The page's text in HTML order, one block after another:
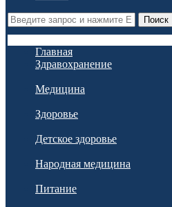
Поиск
Главная
Здравохранение
Медицина
Здоровье
Детское здоровье
Народная медицина
Питание